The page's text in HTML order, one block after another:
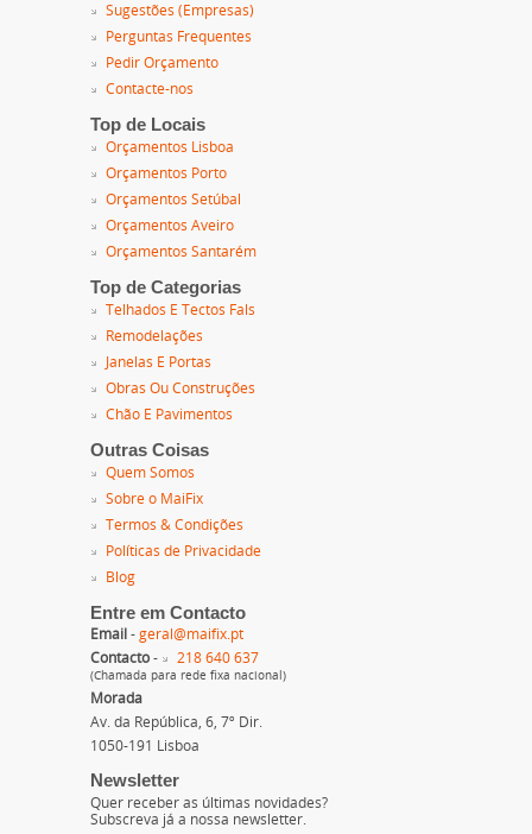
Sugestões (Empresas)
Perguntas Frequentes
Pedir Orçamento
Contacte-nos
Top de Locais
Orçamentos Lisboa
Orçamentos Porto
Orçamentos Setúbal
Orçamentos Aveiro
Orçamentos Santarém
Top de Categorias
Telhados E Tectos Fals
Remodelações
Janelas E Portas
Obras Ou Construções
Chão E Pavimentos
Outras Coisas
Quem Somos
Sobre o MaiFix
Termos & Condições
Políticas de Privacidade
Blog
Entre em Contacto
Email - geral@maifix.pt
Contacto - 218 640 637
(Chamada para rede fixa nacional)
Morada
Av. da República, 6, 7º Dir.
1050-191 Lisboa
Newsletter
Quer receber as últimas novidades?
Subscreva já a nossa newsletter.